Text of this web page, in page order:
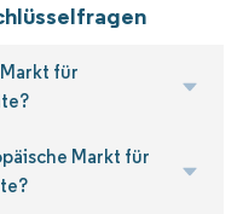
für
Markt für